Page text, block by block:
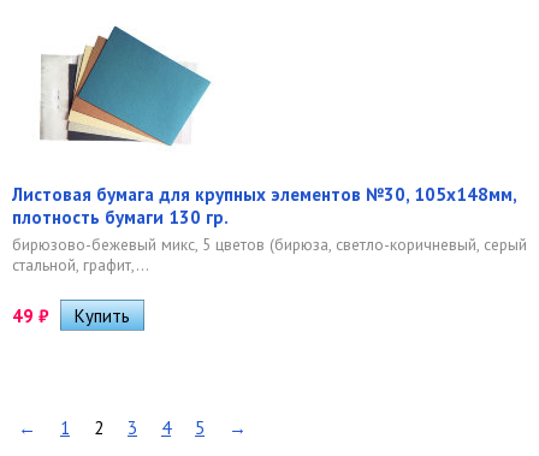
Листовая бумага для крупных элементов №30, 105х148мм,
плотность бумаги 130 гр.
бирюзово-бежевый микс, 5 цветов (бирюза, светло-коричневый, серый
стальной, графит,...
49 ₽
← 1 2 3 4 5 →